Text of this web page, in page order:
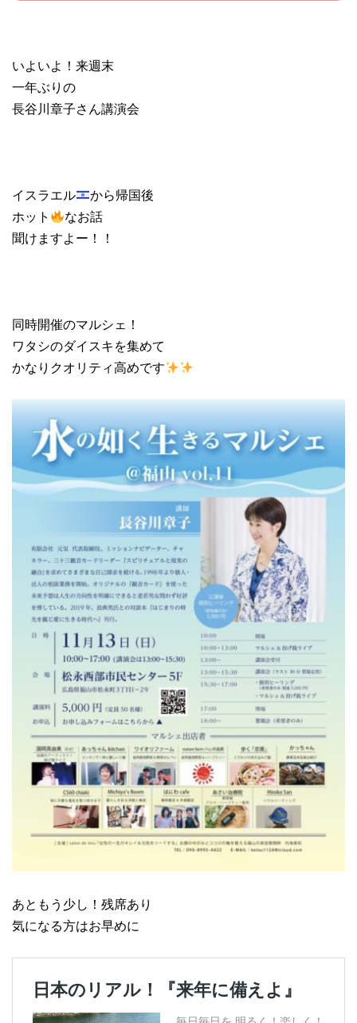
いよいよ！来週末
一年ぶりの
長谷川章子さん講演会
イスラエル
から帰国後
ホット
なお話
聞けますよー！！
同時開催のマルシェ！
ワタシのダイスキを集めて
かなりクオリティ高めです
あともう少し！残席あり
気になる方はお早めに